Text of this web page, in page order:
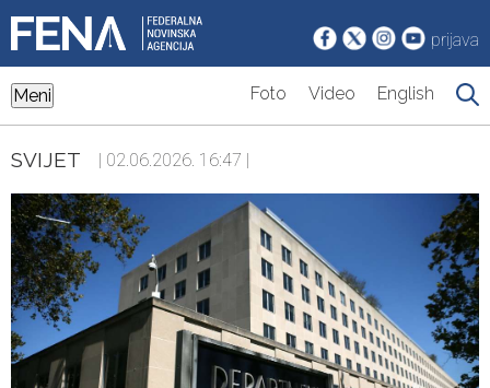
prijava
Meni Foto Video English
SVIJET | 02.06.2026. 16:47 |